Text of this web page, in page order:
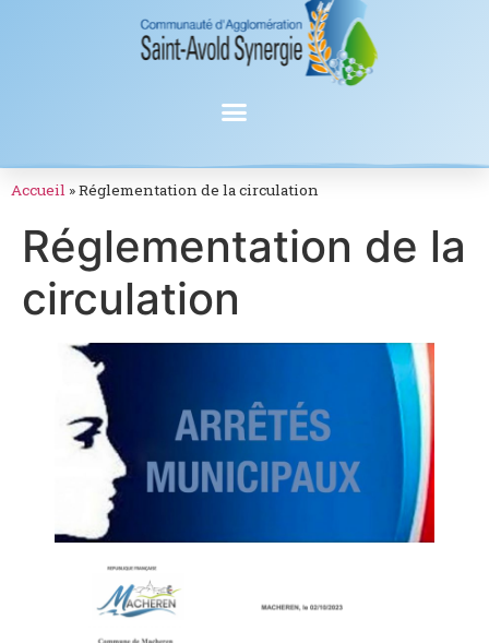
Accueil »Réglementation de la circulation
Réglementation de la
circulation